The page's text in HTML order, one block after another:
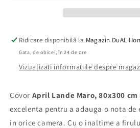
Ridicare disponibilă la Magazin DuAL
Gata, de obicei, în 24 de ore
Vizualizați informațiile despre
Covor April Lande Maro, 80x300 cm
excelenta pentru a adauga o nota
in orice camera. Cu o inaltime a